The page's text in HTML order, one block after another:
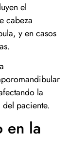
el
cabeza
y en casos
la
paciente.
en la